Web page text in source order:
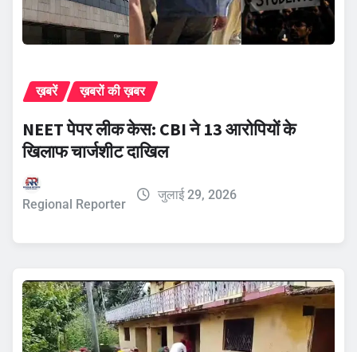
ख़बरें ख़बरों की ख़बर
NEET पेपर लीक केस: CBI ने 13 आरोपियों के
खिलाफ चार्जशीट दाखिल
Regional Reporter
जुलाई 29, 2026